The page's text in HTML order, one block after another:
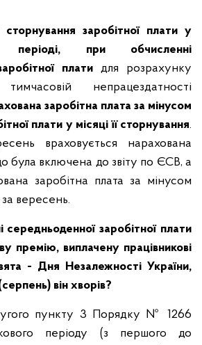
заробітної плати у
періоді,
при обчисленні
плати для розрахунку
непрацездатності
заробітна плата за мінусом
плати у місяці її сторнування.
враховується нарахована
була включена до звіту по ЄСВ, а
заробітна плата за мінусом
вересень.
заробітної плати
премію, виплачену працівникові
- Дня Незалежності України,
він хворів?
пункту 3 Порядку № 1266
періоду (з першого до